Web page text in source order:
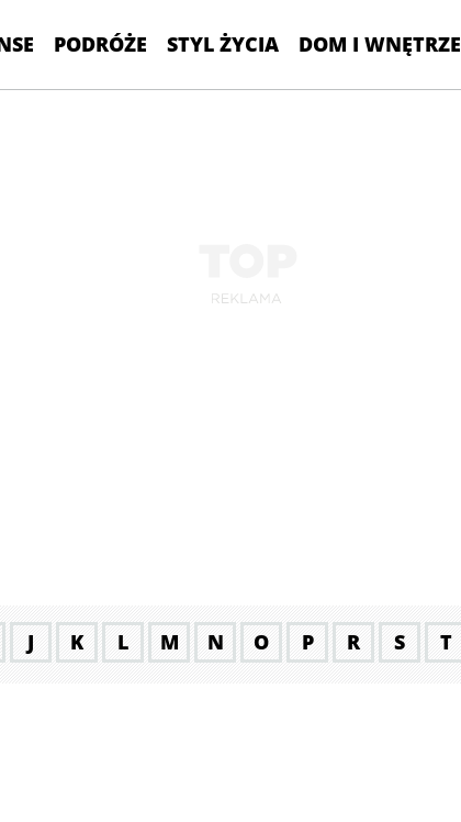
PODRÓŻE STYL ŻYCIA DOM I WNĘTRZE
J K L M N O P R S T